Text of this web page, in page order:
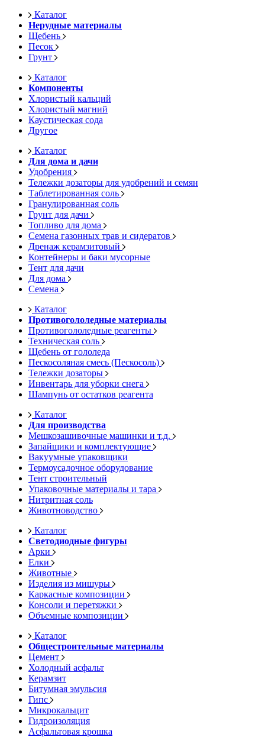
Каталог
Нерудные материалы
Щебень
Песок
Грунт
Каталог
Компоненты
Хлористый кальций
Хлористый магний
Каустическая сода
Другое
Каталог
Для дома и дачи
Удобрения
Тележки дозаторы для удобрений и семян
Таблетированная соль
Гранулированная соль
Грунт для дачи
Топливо для дома
Семена газонных трав и сидератов
Дренаж керамзитовый
Контейнеры и баки мусорные
Тент для дачи
Для дома
Семена
Каталог
Противогололедные материалы
Противогололедные реагенты
Техническая соль
Щебень от гололеда
Пескосоляная смесь (Пескосоль)
Тележки дозаторы
Инвентарь для уборки снега
Шампунь от остатков реагента
Каталог
Для производства
Мешкозашивочные машинки и т.д.
Запайщики и комплектующие
Вакуумные упаковщики
Термоусадочное оборудование
Тент строительный
Упаковочные материалы и тара
Нитритная соль
Животноводство
Каталог
Светодиодные фигуры
Арки
Елки
Животные
Изделия из мишуры
Каркасные композиции
Консоли и перетяжки
Объемные композиции
Каталог
Общестроительные материалы
Цемент
Холодный асфальт
Керамзит
Битумная эмульсия
Гипс
Микрокальцит
Гидроизоляция
Асфальтовая крошка